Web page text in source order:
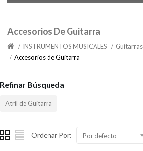
Accesorios De Guitarra
INSTRUMENTOS MUSICALES
Guitarras
Accesorios de Guitarra
Refinar Búsqueda
Atril de Guitarra
Ordenar Por: Por defecto